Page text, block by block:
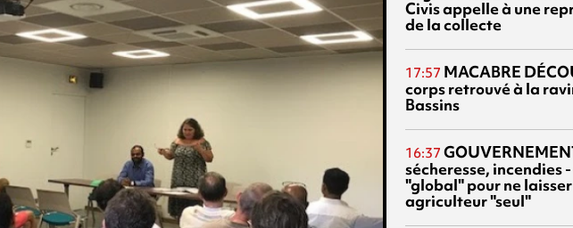
Civis appelle à une
de la collecte
17:57 MACABRE
corps retrouvé à la
Bassins
16:37
sécheresse, incendies
"global" pour ne
agriculteur "seul"